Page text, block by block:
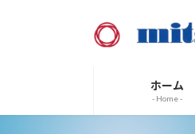
ホーム
- Home -